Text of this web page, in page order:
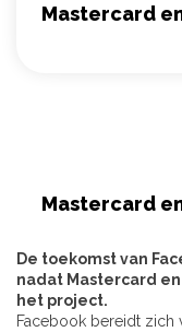
Mastercard
Mastercard
De toekomst van
nadat Mastercard
het project.
Facebook bereidt